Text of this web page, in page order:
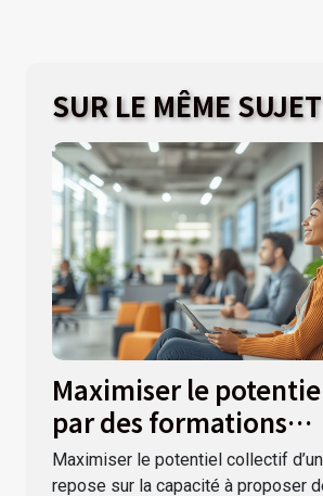
SUR LE MÊME SUJET
Maximiser le
par des formations
personnalisées
Maximiser le potentiel collectif
repose sur la capacité à proposer